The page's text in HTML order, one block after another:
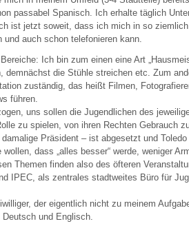
passabel Spanisch. Ich erhalte täglich
ist jetzt soweit, dass ich mich in so
auch schon telefonieren kann.
Ich bin zum einen eine Art
demnächst die Stühle streichen etc. Zum
zuständig, das heißt Filmen,
führen.
uns sollen die Jugendlichen des
zu spielen, von ihren Rechten Gebrauch
Präsident – ist abgesetzt und
dass „alles besser“ werde, weniger
Themen finden also des öfteren
IPEC, als zentrales stadtweites Büro für
der eigentlich nicht zu meinem
und Englisch.